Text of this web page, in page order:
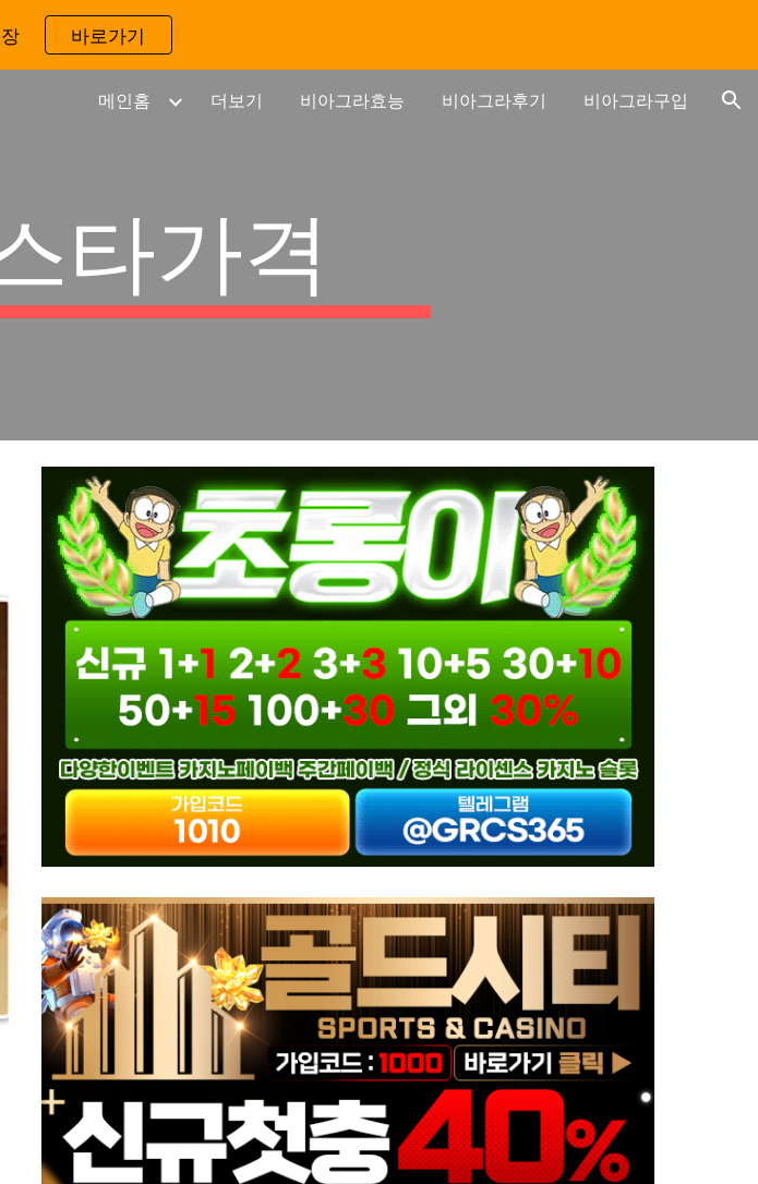
바로가기
메인홈 더보기 비아그라효능 비아그라후기 비아그라구입
타가격